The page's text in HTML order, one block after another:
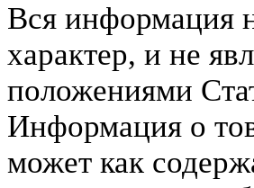
Вся информация
характер, и не
положениями
Информация о
может как